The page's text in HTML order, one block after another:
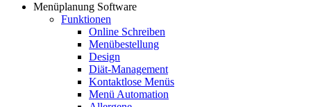
navigation
Menüplanung Software
Funktionen
Online Schreiben
Menübestellung
Design
Diät-Management
Kontaktlose Menüs
Menü Automation